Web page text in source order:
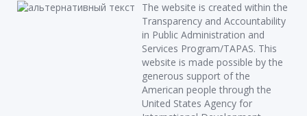
The website is created within the
Transparency and Accountability
in Public Administration and
Services Program/TAPAS. This
website is made possible by the
generous support of the
American people through the
United States Agency for